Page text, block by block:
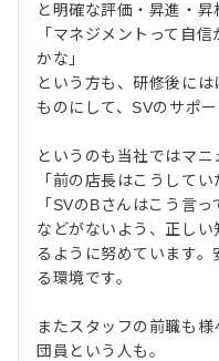
と明確な評価・昇進・昇
「マネジメントって自
かな」
という方も、研修後に
ものにして、SVのサポ
というのも当社ではマニ
「前の店長はこうしてい
「SVのBさんはこう言っ
などがないよう、正し
るように努めています
る環境です。
またスタッフの前職も
団員という人も。